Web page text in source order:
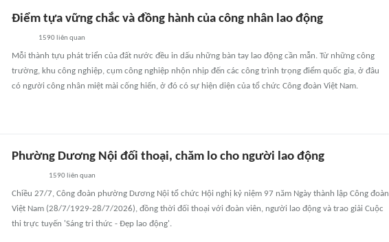
Điểm tựa vững chắc và đồng hành của công nhân lao động
1590 liên quan
Mỗi thành tựu phát triển của đất nước đều in dấu những bàn tay lao động cần mẫn. Từ những công
trường, khu công nghiệp, cụm công nghiệp nhộn nhịp đến các công trình trọng điểm quốc gia, ở đâu
có người công nhân miệt mài cống hiến, ở đó có sự hiện diện của tổ chức Công đoàn Việt Nam.
Phường Dương Nội đối thoại, chăm lo cho người lao động
1590 liên quan
Chiều 27/7, Công đoàn phường Dương Nội tổ chức Hội nghị kỷ niệm 97 năm Ngày thành lập Công đoàn
Việt Nam (28/7/1929-28/7/2026), đồng thời đối thoại với đoàn viên, người lao động và trao giải Cuộc
thi trực tuyến 'Sáng tri thức - Đẹp lao động'.